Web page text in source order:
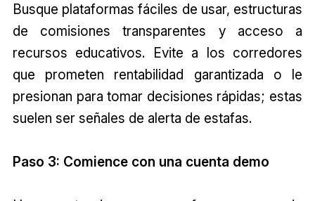
Busque plataformas fáciles de usar, estructuras
de comisiones transparentes y acceso a
recursos educativos. Evite a los corredores
que prometen rentabilidad garantizada o le
presionan para tomar decisiones rápidas; estas
suelen ser señales de alerta de estafas.
Paso 3: Comience con una cuenta demo